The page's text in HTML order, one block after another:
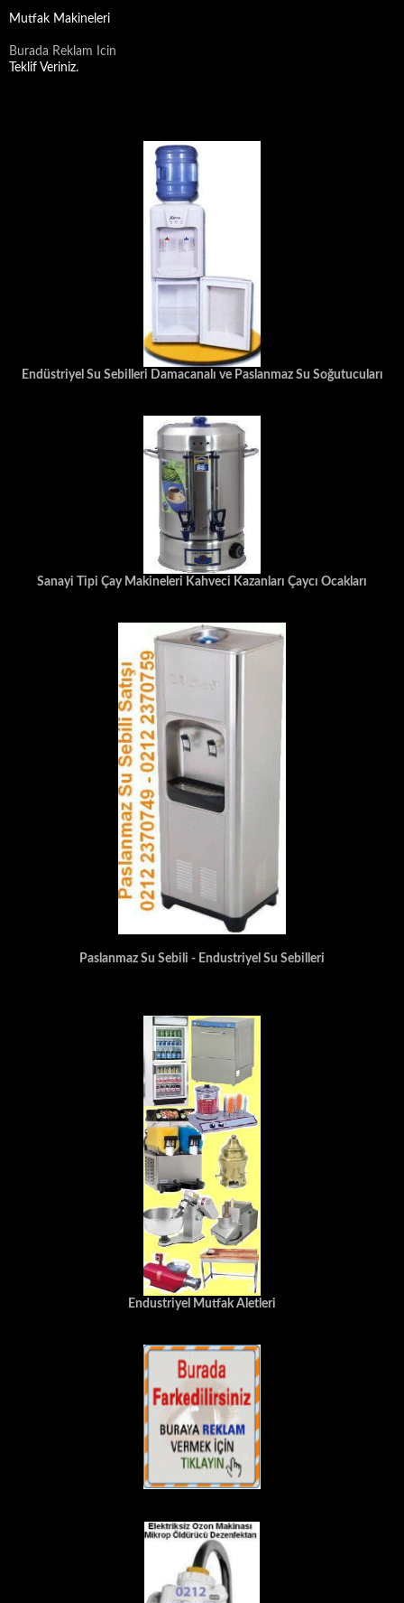
Mutfak Makineleri
Burada Reklam Icin
Teklif Veriniz.
Endüstriyel Su Sebilleri Damacanalı ve Paslanmaz Su Soğutucuları
Sanayi Tipi Çay Makineleri Kahveci Kazanları Çaycı Ocakları
Paslanmaz Su Sebili - Endustriyel Su Sebilleri
Endustriyel Mutfak Aletleri